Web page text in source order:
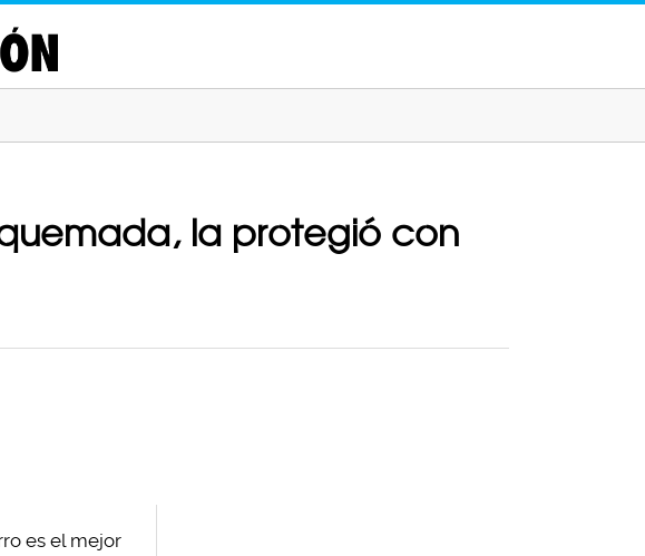
quemada, la protegió con
es el mejor